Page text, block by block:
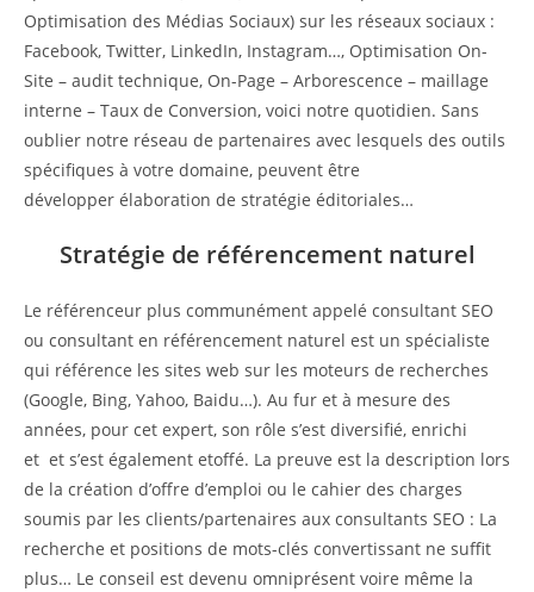
Optimisation des Médias Sociaux) sur les réseaux sociaux :
Facebook, Twitter, LinkedIn, Instagram…, Optimisation On-
Site – audit technique, On-Page – Arborescence – maillage
interne – Taux de Conversion, voici notre quotidien. Sans
oublier notre réseau de partenaires avec lesquels des outils
spécifiques à votre domaine, peuvent être
développer élaboration de stratégie éditoriales…
Stratégie de référencement naturel
Le référenceur plus communément appelé consultant SEO
ou consultant en référencement naturel est un spécialiste
qui référence les sites web sur les moteurs de recherches
(Google, Bing, Yahoo, Baidu…). Au fur et à mesure des
années, pour cet expert, son rôle s’est diversifié, enrichi
et et s’est également etoffé. La preuve est la description lors
de la création d’offre d’emploi ou le cahier des charges
soumis par les clients/partenaires aux consultants SEO : La
recherche et positions de mots-clés convertissant ne suffit
plus… Le conseil est devenu omniprésent voire même la